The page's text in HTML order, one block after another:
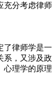
充分考虑律师
了律师学是一
系，又涉及政
心理学的原理